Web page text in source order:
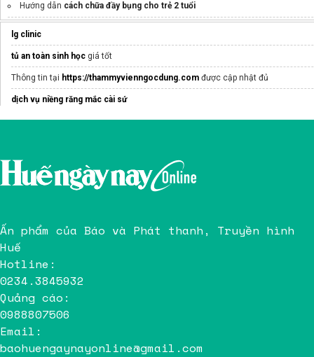
Hướng dẫn cách chữa đầy bụng cho trẻ 2 tuổi
Hồng sâm dùng cho những đối tượng nào
Thay tinh thể mắt Tại Hikari
lg clinic
tủ an toàn sinh học giá tốt
Thông tin tại https://thammyvienngocdung.com được cập nhật đủ
dịch vụ niềng răng mắc cài sứ
Khoáhọc phun xămEva xinh
Tìm hiểutrị sẹo rỗ giá bao nhiêu tại spa uy tín
Ấn phẩm của Báo và Phát thanh, Truyền hình
Huế
Hotline:
0234.3845932
Quảng cáo:
0988807506
Email:
baohuengaynayonline@gmail.com